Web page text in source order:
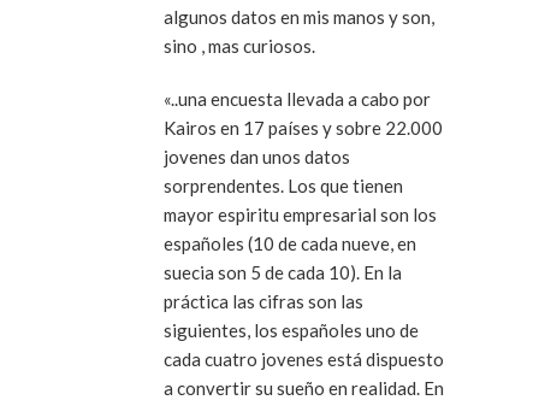
algunos datos en mis manos y son,
sino , mas curiosos.
«..una encuesta llevada a cabo por
Kairos en 17 países y sobre 22.000
jovenes dan unos datos
sorprendentes. Los que tienen
mayor espiritu empresarial son los
españoles (10 de cada nueve, en
suecia son 5 de cada 10). En la
práctica las cifras son las
siguientes, los españoles uno de
cada cuatro jovenes está dispuesto
a convertir su sueño en realidad. En